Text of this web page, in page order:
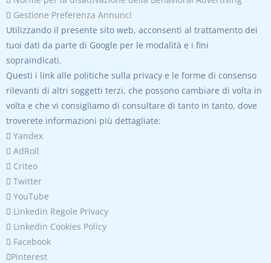
 Gestione Preferenza Annunci
Utilizzando il presente sito web, acconsenti al trattamento dei
tuoi dati da parte di Google per le modalità e i fini
sopraindicati.
Questi i link alle politiche sulla privacy e le forme di consenso
rilevanti di altri soggetti terzi, che possono cambiare di volta in
volta e che vi consigliamo di consultare di tanto in tanto, dove
troverete informazioni più dettagliate:
 Yandex
 AdRoll
 Criteo
 Twitter
 YouTube
 Linkedin Regole Privacy
 Linkedin Cookies Policy
 Facebook
Pinterest